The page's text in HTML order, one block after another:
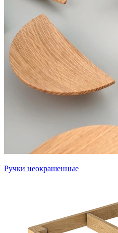
Ручки неокрашенные